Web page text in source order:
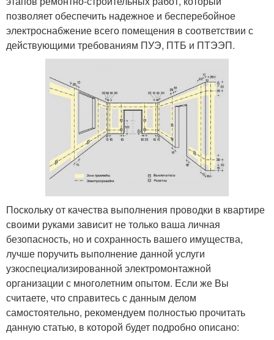
позволяет обеспечить надежное и бесперебойное
электроснабжение всего помещения в соответствии с
действующими требованиям ПУЭ, ПТБ и ПТЭЭП.
Поскольку от качества выполнения проводки в квартире
своими руками зависит не только ваша личная
безопасность, но и сохранность вашего имущества,
лучше поручить выполнение данной услуги
узкоспециализированной электромонтажной
организации с многолетним опытом. Если же Вы
считаете, что справитесь с данным делом
самостоятельно, рекомендуем полностью прочитать
данную статью, в которой будет подробно описано: